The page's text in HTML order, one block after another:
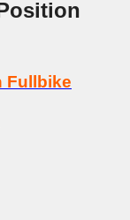
Fullbike